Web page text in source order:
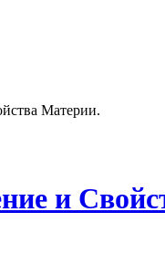
Материи.
и